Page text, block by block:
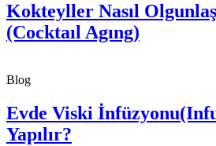
Kokteyller Nasıl
(Cocktaıl Agıng)
Blog
Evde Viski
Yapılır?